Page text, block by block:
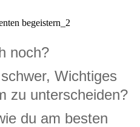
noch?
Wichtiges
zu unterscheiden?
du am besten